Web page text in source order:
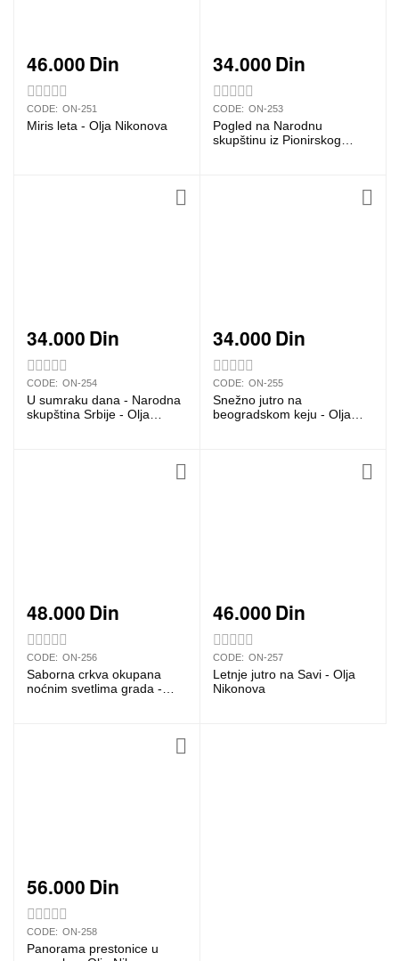
46.000 Din
CODE: ON-251
Miris leta - Olja Nikonova
34.000 Din
CODE: ON-253
Pogled na Narodnu
skupštinu iz Pionirskog
34.000 Din
CODE: ON-254
U sumraku dana - Narodna
skupština Srbije - Olja
34.000 Din
CODE: ON-255
Snežno jutro na
beogradskom keju - Olja
48.000 Din
CODE: ON-256
Saborna crkva okupana
noćnim svetlima grada -
46.000 Din
CODE: ON-257
Letnje jutro na Savi - Olja
Nikonova
56.000 Din
CODE: ON-258
Panorama prestonice u